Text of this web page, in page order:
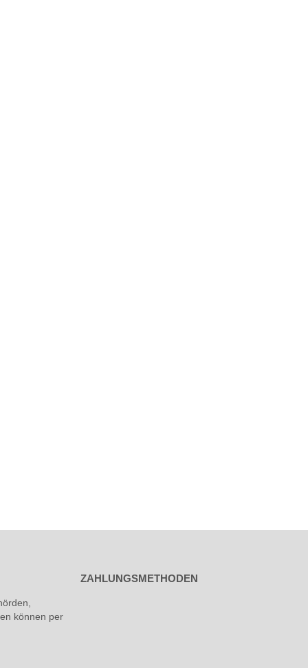
können per
ZAHLUNGSMETHODEN